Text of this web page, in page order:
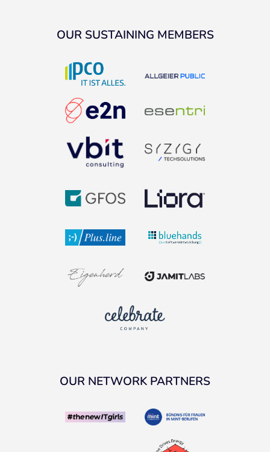
OUR SUSTAINING MEMBERS
OUR NETWORK PARTNERS